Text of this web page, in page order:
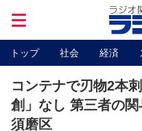
トップ 社会 経済
コンテナで刃物2本
創」なし 第三者の
須磨区